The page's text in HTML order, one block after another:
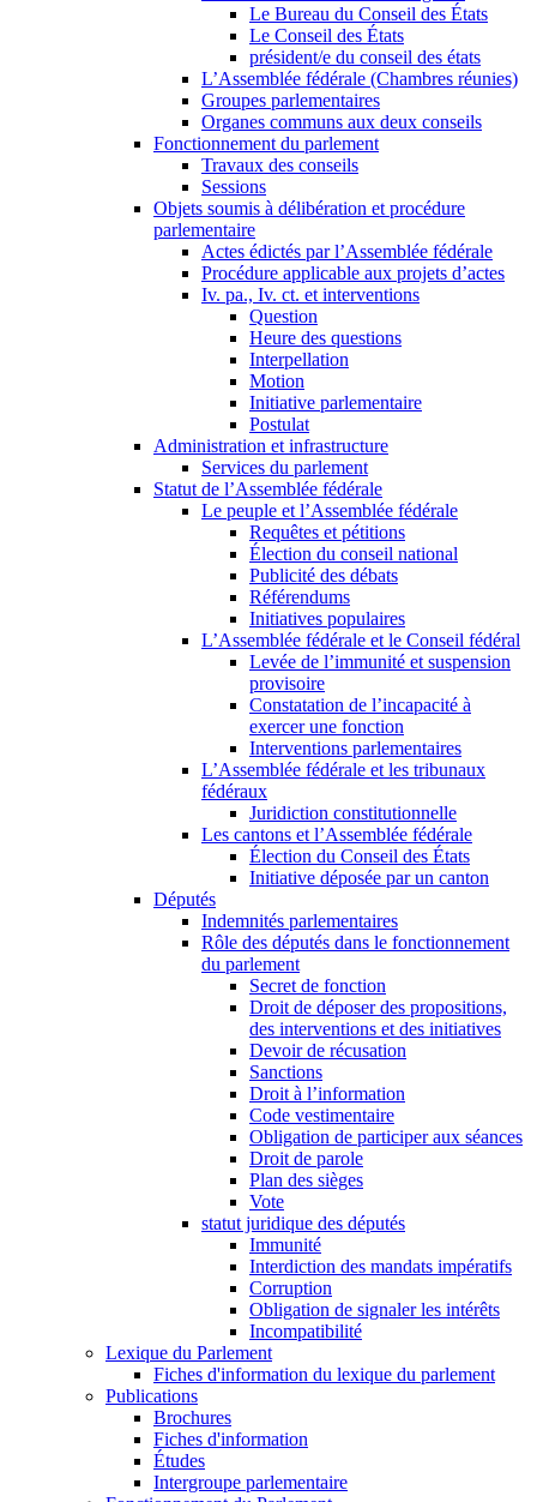
Le Bureau du Conseil des États
Le Conseil des États
président/e du conseil des états
L’Assemblée fédérale (Chambres réunies)
Groupes parlementaires
Organes communs aux deux conseils
Fonctionnement du parlement
Travaux des conseils
Sessions
Objets soumis à délibération et procédure
parlementaire
Actes édictés par l’Assemblée fédérale
Procédure applicable aux projets d’actes
Iv. pa., Iv. ct. et interventions
Question
Heure des questions
Interpellation
Motion
Initiative parlementaire
Postulat
Administration et infrastructure
Services du parlement
Statut de l’Assemblée fédérale
Le peuple et l’Assemblée fédérale
Requêtes et pétitions
Élection du conseil national
Publicité des débats
Référendums
Initiatives populaires
L’Assemblée fédérale et le Conseil fédéral
Levée de l’immunité et suspension
provisoire
Constatation de l’incapacité à
exercer une fonction
Interventions parlementaires
L’Assemblée fédérale et les tribunaux
fédéraux
Juridiction constitutionnelle
Les cantons et l’Assemblée fédérale
Élection du Conseil des États
Initiative déposée par un canton
Députés
Indemnités parlementaires
Rôle des députés dans le fonctionnement
du parlement
Secret de fonction
Droit de déposer des propositions,
des interventions et des initiatives
Devoir de récusation
Sanctions
Droit à l’information
Code vestimentaire
Obligation de participer aux séances
Droit de parole
Plan des sièges
Vote
statut juridique des députés
Immunité
Interdiction des mandats impératifs
Corruption
Obligation de signaler les intérêts
Incompatibilité
Lexique du Parlement
Fiches d'information du lexique du parlement
Publications
Brochures
Fiches d'information
Études
Intergroupe parlementaire